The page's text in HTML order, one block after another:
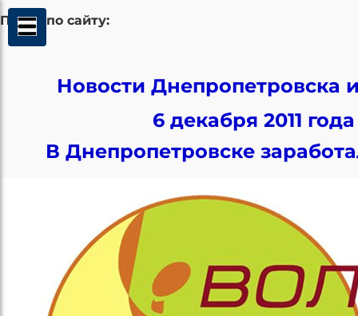
Поиск по сайту:
Новости Днепропетровска
6 декабря 2011 года
В Днепропетровске